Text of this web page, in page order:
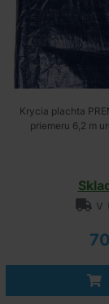
Krycia plachta
priemeru 6,2 m
v